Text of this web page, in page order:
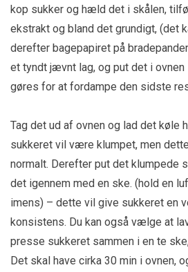
kop sukker og hæld det i skålen,
ekstrakt og bland det grundigt, (det
derefter bagepapiret på
et tyndt jævnt lag, og put det i ovnen
gøres for at fordampe den sidste
Tag det ud af ovnen og lad det
sukkeret vil være klumpet, men
normalt. Derefter put det klumpede
det igennem med en ske. (hold en
imens) – dette vil give sukkeret en
konsistens. Du kan også vælge at
presse sukkeret sammen i en te
Det skal have cirka 30 min i ovnen,